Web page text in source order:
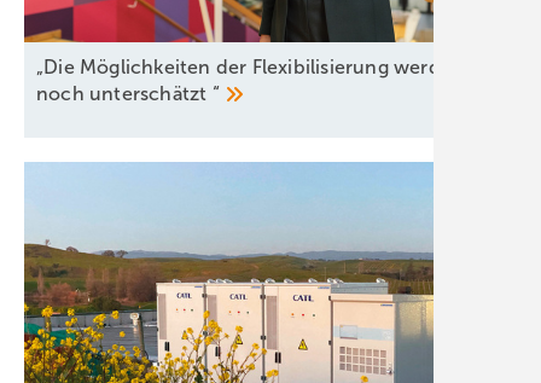
„Die Möglichkeiten der Flexibilisierung werden oft
noch unterschätzt “